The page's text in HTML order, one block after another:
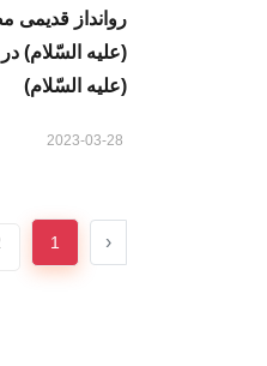
روانداز
(علیه السّلام)
(علیه السّلام)
‹
1